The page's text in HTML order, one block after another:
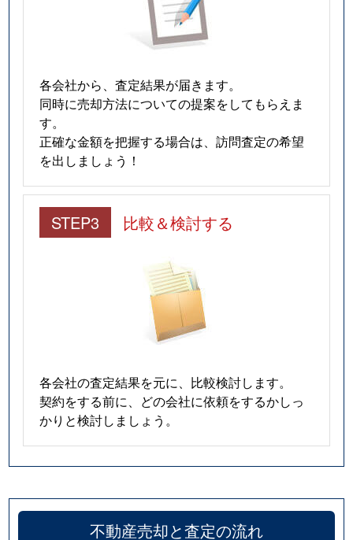
各会社から、査定結果が届きます。
同時に売却方法についての提案をしてもらえま
す。
正確な金額を把握する場合は、訪問査定の希望
を出しましょう！
STEP3 比較＆検討する
各会社の査定結果を元に、比較検討します。
契約をする前に、どの会社に依頼をするかしっ
かりと検討しましょう。
不動産売却と査定の流れ